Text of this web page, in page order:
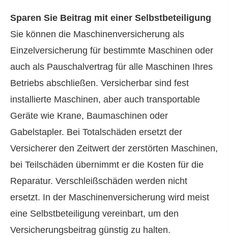
Sparen Sie Beitrag mit einer Selbstbeteiligung
Sie können die Maschinenversicherung als
Einzelversicherung für bestimmte Maschinen oder
auch als Pauschalvertrag für alle Maschinen Ihres
Betriebs abschließen. Versicherbar sind fest
installierte Maschinen, aber auch transportable
Geräte wie Krane, Baumaschinen oder
Gabelstapler. Bei Totalschäden ersetzt der
Versicherer den Zeitwert der zerstörten Maschinen,
bei Teilschäden übernimmt er die Kosten für die
Reparatur. Verschleißschäden werden nicht
ersetzt. In der Maschinenversicherung wird meist
eine Selbstbeteiligung vereinbart, um den
Versicherungsbeitrag günstig zu halten.